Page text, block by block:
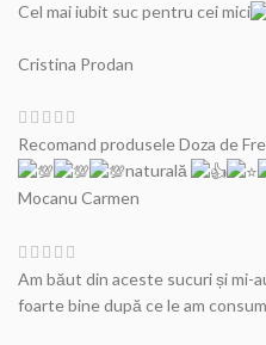
Cel mai iubit suc pentru cei mici
Cristina Prodan
Recomand produsele Doza de
naturală
Mocanu Carmen
Am băut din aceste sucuri și mi-
foarte bine după ce le am